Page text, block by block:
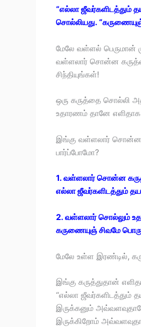
“எல்லா ஜீவர்களிடத்தும்
சொல்லியது.
மேலே வள்ளல் பெருமான்
வள்ளலார் சொன்ன
சிந்தியுங்கள்!
ஒரு கருத்தை சொல்லி
உதாரணம் தானே எளிதாக
இங்கு வள்ளலார் சொன்ன
பார்ப்போமோ?
1. வள்ளலார் சொன்ன
எல்லா ஜீவர்களிடத்தும்
2. வள்ளலார் சொல்லும்
கருணையுஞ் சிவமே
மேலே உள்ள இரண்டில்,
இங்கு கருத்துதான்
“எல்லா ஜீவர்களிடத்தும்
இருக்கனும்
இருக்கிறோம்